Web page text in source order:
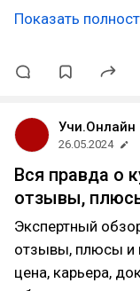
Показать
Учи.Онлайн
26.05.2024
Вся правда о
отзывы,
Экспертный
отзывы, плюсы и
цена, карьера,